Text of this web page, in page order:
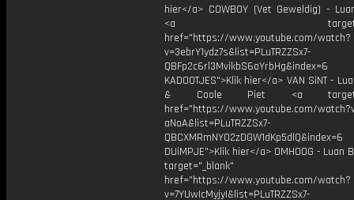
hier</a> COWBOY (Vet Geweldig) -
<a
href="https://www.youtube.com/watch?
v=3ebrY1ydz7s&list=PLuTRZZSx7-
QBFp2c6rl3MvikbS6oYrbHg&index=6
KADOOTJES">Klik hier</a> VAN SiNT -
& Coole Piet <a
href="https://www.youtube.com/
aNoA&list=PLuTRZZSx7-
QBCXMRmNYO2zDGW1dKp5dlQ&index=6
DUiMPJE">Klik hier</a> OMHOOG - Luan
target="_blank"
href="https://www.youtube.com/watch?
v=7YUwIcMyjyI&list=PLuTRZZSx7-